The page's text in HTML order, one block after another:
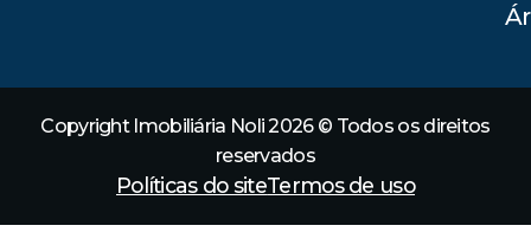
Copyright Imobiliária Noli 2026 © Todos os direitos
reservados
Políticas do siteTermos de uso